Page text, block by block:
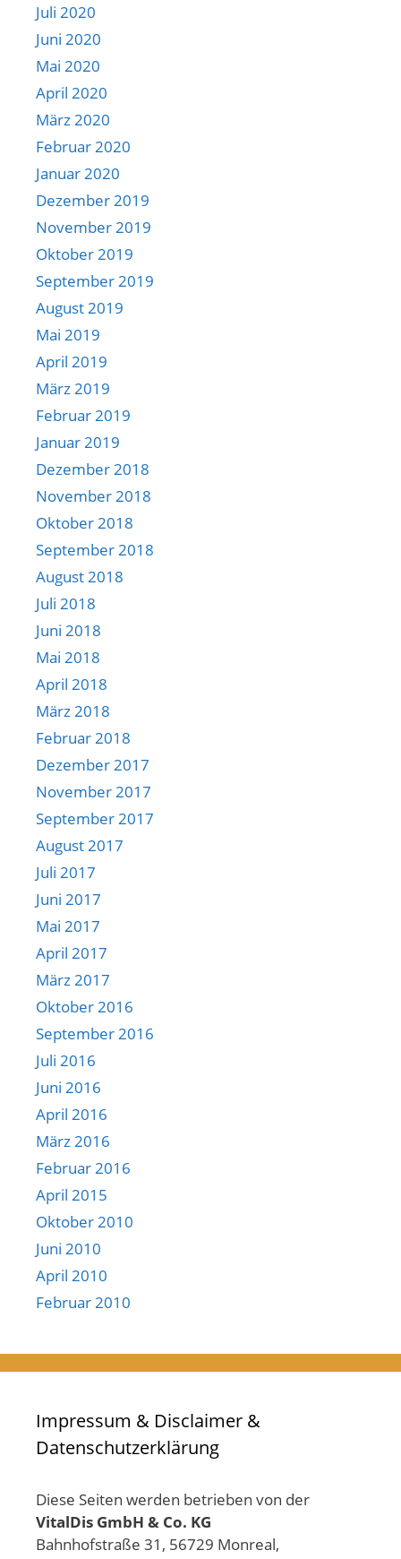
Juli 2020
Juni 2020
Mai 2020
April 2020
März 2020
Februar 2020
Januar 2020
Dezember 2019
November 2019
Oktober 2019
September 2019
August 2019
Mai 2019
April 2019
März 2019
Februar 2019
Januar 2019
Dezember 2018
November 2018
Oktober 2018
September 2018
August 2018
Juli 2018
Juni 2018
Mai 2018
April 2018
März 2018
Februar 2018
Dezember 2017
November 2017
September 2017
August 2017
Juli 2017
Juni 2017
Mai 2017
April 2017
März 2017
Oktober 2016
September 2016
Juli 2016
Juni 2016
April 2016
März 2016
Februar 2016
April 2015
Oktober 2010
Juni 2010
April 2010
Februar 2010
Impressum & Disclaimer &
Datenschutzerklärung
Diese Seiten werden betrieben von der
VitalDis GmbH & Co. KG
Bahnhofstraße 31, 56729 Monreal,